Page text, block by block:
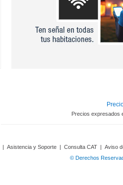
Precios expresados
| Asistencia y Soporte | Consulta CAT | Aviso
© Derechos